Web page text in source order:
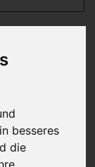
besseres
die